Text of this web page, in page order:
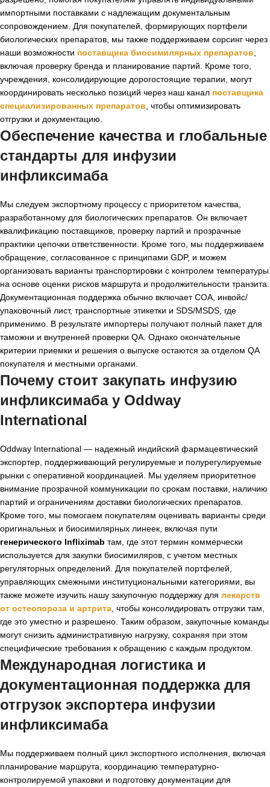
импортными поставками с надлежащим документальным
сопровождением. Для покупателей, формирующих портфели
биологических препаратов, мы также поддерживаем сорсинг через
наши возможности поставщика биосимилярных препаратов
включая проверку бренда и планирование партий. Кроме того,
учреждения, консолидирующие дорогостоящие терапии, могут
координировать несколько позиций через наш канал поставщика
специализированных препаратов , чтобы оптимизировать
отгрузки и документацию.
Обеспечение качества и глобальные
стандарты для инфузии
инфликсимаба
Мы следуем экспортному процессу с приоритетом качества,
разработанному для биологических препаратов. Он включает
квалификацию поставщиков, проверку партий и прозрачные
практики цепочки ответственности. Кроме того, мы поддерживаем
обращение, согласованное с принципами GDP, и можем
организовать варианты транспортировки с контролем температуры
на основе оценки рисков маршрута и продолжительности транзита.
Документационная поддержка обычно включает COA, инвойс/
упаковочный лист, транспортные этикетки и SDS/MSDS, где
применимо. В результате импортеры получают полный пакет для
таможни и внутренней проверки QA. Однако окончательные
критерии приемки и решения о выпуске остаются за отделом QA
покупателя и местными органами.
Почему стоит закупать инфузию
инфликсимаба у Oddway
International
Oddway International — надежный индийский фармацевтический
экспортер, поддерживающий регулируемые и полурегулируемые
рынки с оперативной координацией. Мы уделяем приоритетное
внимание прозрачной коммуникации по срокам поставки, наличию
партий и ограничениям доставки биологических препаратов.
Кроме того, мы помогаем покупателям оценивать варианты среди
оригинальных и биосимилярных линеек, включая пути
генерического Infliximab там, где этот термин коммерчески
используется для закупки биосимиляров, с учетом местных
регуляторных определений. Для покупателей портфелей,
управляющих смежными институциональными категориями, вы
также можете изучить нашу закупочную поддержку для лекарств
от остеопороза и артрита , чтобы консолидировать отгрузки там,
где это уместно и разрешено. Таким образом, закупочные команды
могут снизить административную нагрузку, сохраняя при этом
специфические требования к обращению с каждым продуктом.
Международная логистика и
документационная поддержка для
отгрузок экспортера инфузии
инфликсимаба
Мы поддерживаем полный цикл экспортного исполнения, включая
планирование маршрута, координацию температурно-
контролируемой упаковки и подготовку документации для